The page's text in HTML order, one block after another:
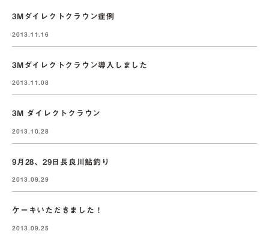
3Mダイレクトクラウン症例
2013.11.16
3Mダイレクトクラウン導入しました
2013.11.08
3M ダイレクトクラウン
2013.10.28
9月28、29日長良川鮎釣り
2013.09.29
ケーキいただきました！
2013.09.25